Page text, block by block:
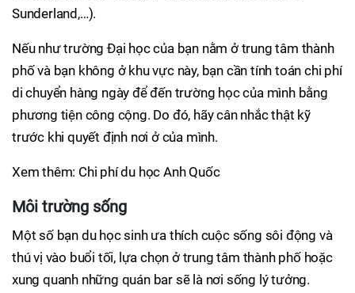
Sunderland,…).
Nếu như trường Đại học của bạn nằm ở trung tâm thành
phố và bạn không ở khu vực này, bạn cần tính toán chi phí
di chuyển hàng ngày để đến trường học của mình bằng
phương tiện công cộng. Do đó, hãy cân nhắc thật kỹ
trước khi quyết định nơi ở của mình.
Xem thêm: Chi phí du học Anh Quốc
Môi trường sống
Một số bạn du học sinh ưa thích cuộc sống sôi động và
thú vị vào buổi tối, lựa chọn ở trung tâm thành phố hoặc
xung quanh những quán bar sẽ là nơi sống lý tưởng.